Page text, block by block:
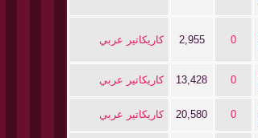
0
2,955 كاريكاتير عربي
0
13,428 كاريكاتير عربي
0
20,580 كاريكاتير عربي